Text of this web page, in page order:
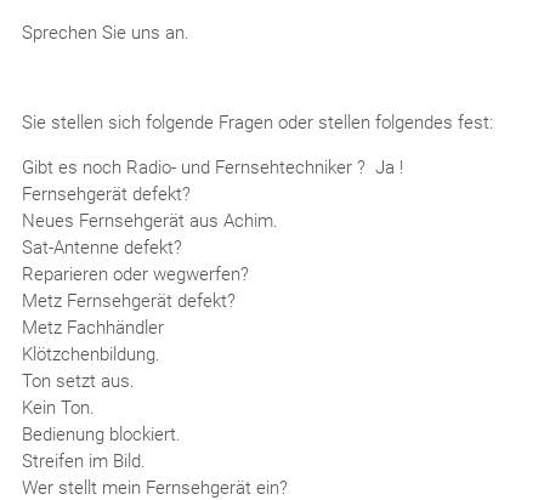
Sprechen Sie uns an.
Sie stellen sich folgende Fragen oder stellen folgendes fest:
Gibt es noch Radio- und Fernsehtechniker ? Ja !
Fernsehgerät defekt?
Neues Fernsehgerät aus Achim.
Sat-Antenne defekt?
Reparieren oder wegwerfen?
Metz Fernsehgerät defekt?
Metz Fachhändler
Klötzchenbildung.
Ton setzt aus.
Kein Ton.
Bedienung blockiert.
Streifen im Bild.
Wer stellt mein Fernsehgerät ein?